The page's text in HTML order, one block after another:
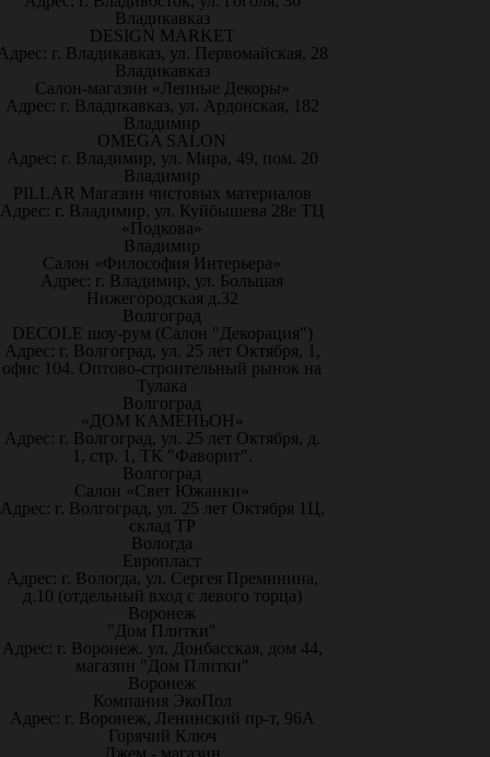
Владикавказ
DESIGN MARKET
г. Владикавказ, ул. Первомайская, 28
Владикавказ
Салон-магазин «Лепные Декоры»
Адрес: г. Владикавказ, ул. Ардонская, 182
Владимир
OMEGA SALON
Адрес: г. Владимир, ул. Мира, 49, пом. 20
Владимир
PILLAR Магазин чистовых материалов
Адрес: г. Владимир, ул. Куйбышева 28е ТЦ
«Подкова»
Владимир
Салон «Философия Интерьера»
Адрес: г. Владимир, ул. Большая
Нижегородская д.32
Волгоград
DECOLE шоу-рум (Салон "Декорация")
Адрес: г. Волгоград, ул. 25 лет Октября, 1,
офис 104. Оптово-строительный рынок на
Тулака
Волгоград
«ДОМ КАМЕНЬОН»
Адрес: г. Волгоград, ул. 25 лет Октября, д.
1, стр. 1, ТК "Фаворит".
Волгоград
Салон «Свет Южанки»
Адрес: г. Волгоград, ул. 25 лет Октября 1Ц,
склад ТР
Вологда
Европласт
Адрес: г. Вологда, ул. Сергея Преминина,
д.10 (отдельный вход с левого торца)
Воронеж
"Дом Плитки"
Адрес: г. Воронеж. ул. Донбасская, дом 44,
магазин "Дом Плитки"
Воронеж
Компания ЭкоПол
Адрес: г. Воронеж, Ленинский пр-т, 96А
Горячий Ключ
Джем - магазин